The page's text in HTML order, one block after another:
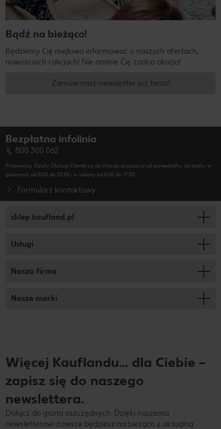
Bądź na bieżąco!
Będziemy Cię mejlowo informować o naszych ofertach,
nowościach i akcjach! Nie ominie Cię żadna okazja!
Zamów nasz newsletter już teraz!
Bezpłatna infolinia
800 300 062
Pracownicy Działu Obsługi Klienta są do Waszej dyspozycji od poniedziałku do piątku w
godzinach od 8.00 do 20.00 i w soboty od 8.00 do 17.00.
Formularz kontaktowy
sklep.kaufland.pl
Usługi
Nasza firma
Nasze marki
Więcej Kauflandu… dla Ciebie –
zapisz się do naszego
newslettera.
Dołącz do grona oszczędnych. Dzięki naszemu
newsletterowi zawsze będziesz na bieżąco z aktualną